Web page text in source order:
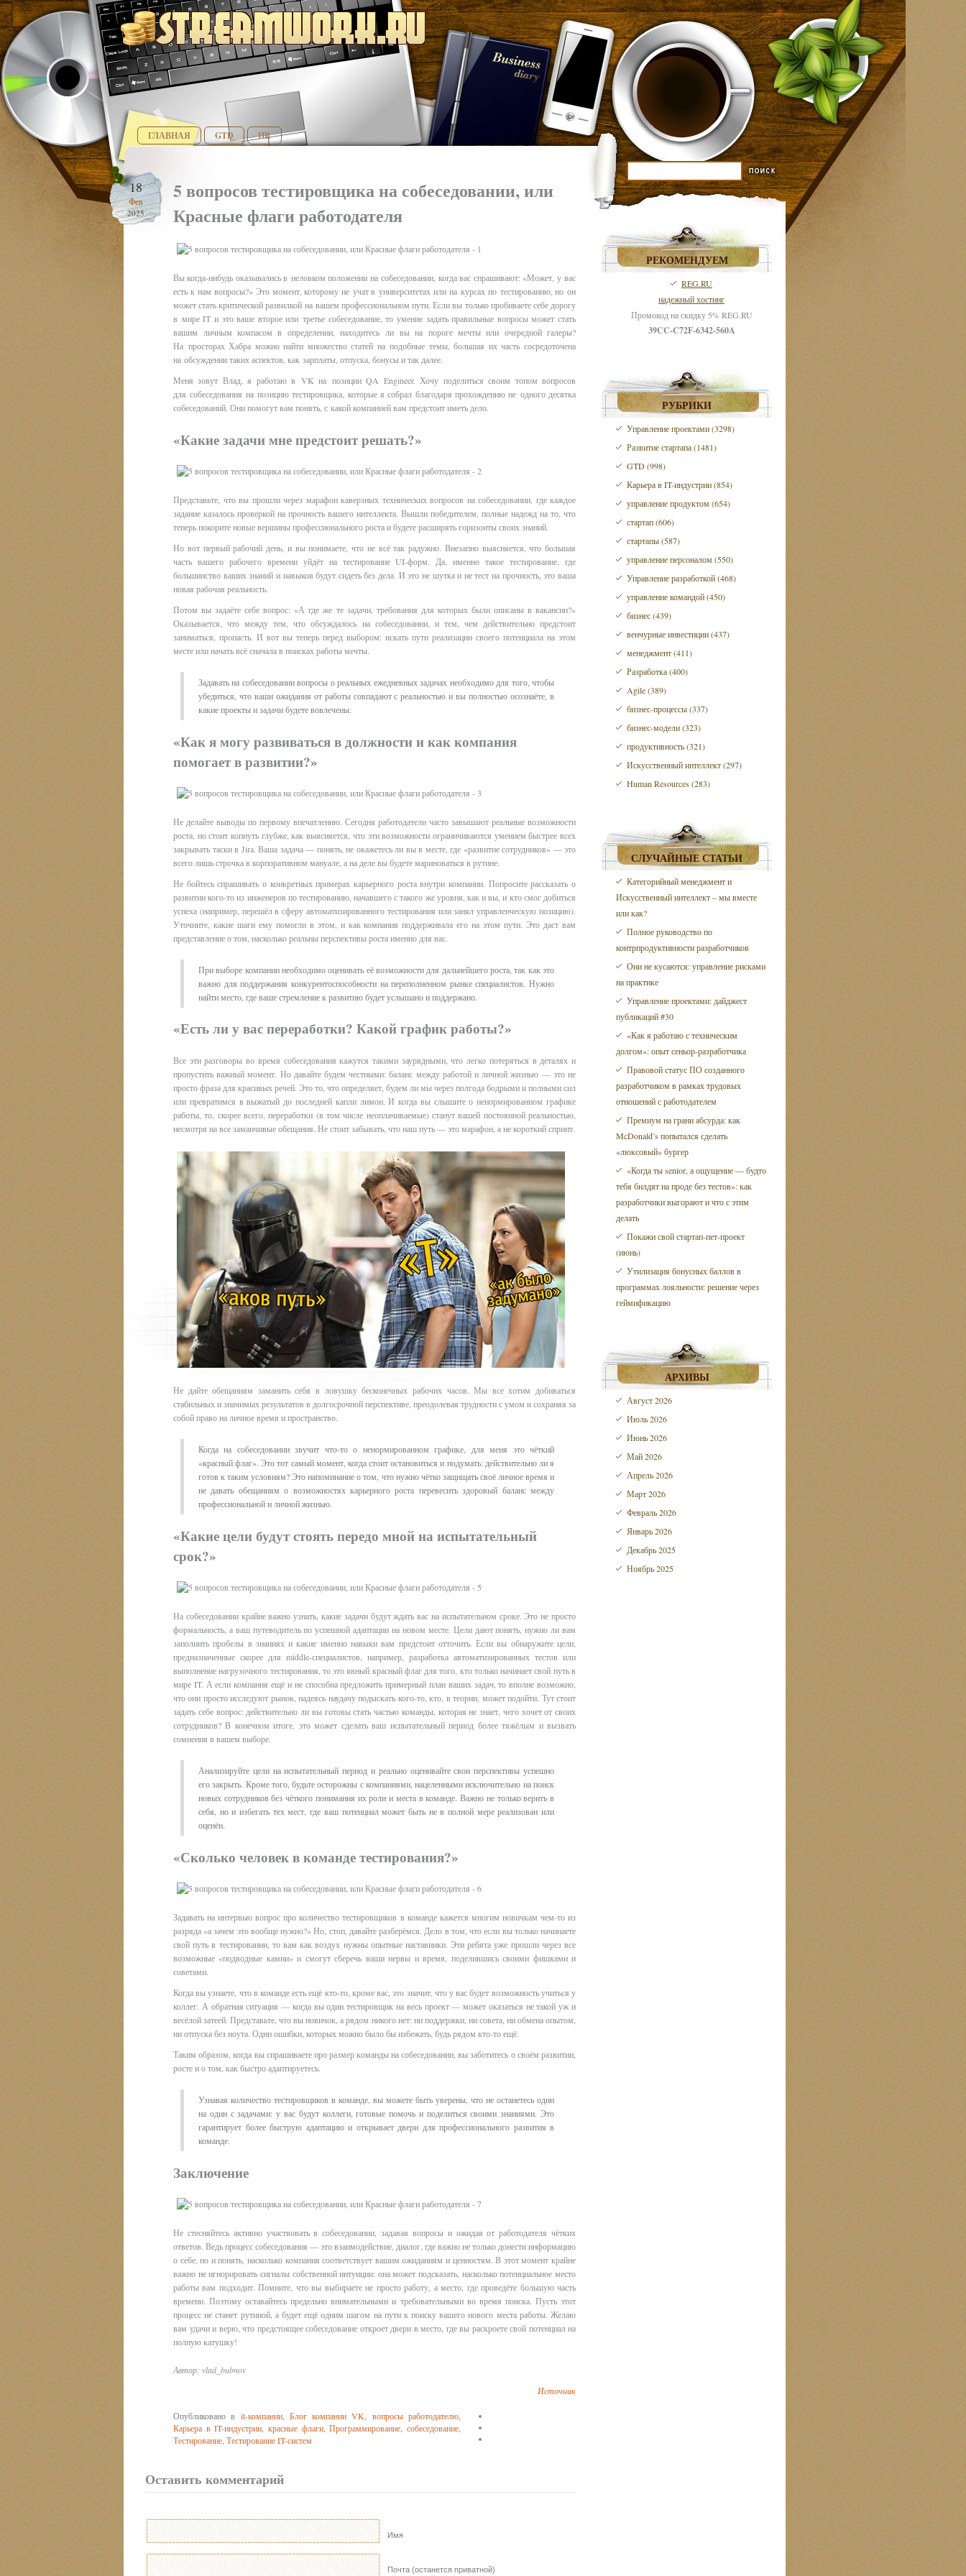
ГЛАВНАЯ GTD HR
18
Фев
2025
5 вопросов тестировщика на собеседовании, или
Красные флаги работодателя
Вы когда‑нибудь оказывались в неловком положении на собеседовании, когда вас спрашивают: «Может, у вас
есть к нам вопросы?» Это момент, которому не учат в университетах или на курсах по тестированию, но он
может стать критической развилкой на вашем профессиональном пути. Если вы только пробиваете себе дорогу
в мире IT и это ваше второе или третье собеседование, то умение задать правильные вопросы может стать
вашим личным компасом в определении, находитесь ли вы на пороге мечты или очередной галеры?
На просторах Хабра можно найти множество статей на подобные темы, большая их часть сосредоточена
на обсуждении таких аспектов, как зарплаты, отпуска, бонусы и так далее.
Меня зовут Влад, я работаю в VK на позиции QA Engineer. Хочу поделиться своим топом вопросов
для собеседования на позицию тестировщика, которые я собрал благодаря прохождению не одного десятка
собеседований. Они помогут вам понять, с какой компанией вам предстоит иметь дело.
«Какие задачи мне предстоит решать?»
Представьте, что вы прошли через марафон каверзных технических вопросов на собеседовании, где каждое
задание казалось проверкой на прочность вашего интеллекта. Вышли победителем, полные надежд на то, что
теперь покорите новые вершины профессионального роста и будете расширять горизонты своих знаний.
Но вот первый рабочий день, и вы понимаете, что не всё так радужно. Внезапно выясняется, что большая
часть вашего рабочего времени уйдёт на тестирование UI-форм. Да, именно такое тестирование, где
большинство ваших знаний и навыков будут сидеть без дела. И это не шутка и не тест на прочность, это ваша
новая рабочая реальность.
Потом вы задаёте себе вопрос: «А где же те задачи, требования для которых были описаны в вакансии?»
Оказывается, что между тем, что обсуждалось на собеседовании, и тем, чем действительно предстоит
заниматься, пропасть. И вот вы теперь перед выбором: искать пути реализации своего потенциала на этом
месте или начать всё сначала в поисках работы мечты.
Задавать на собеседовании вопросы о реальных ежедневных задачах необходимо для того, чтобы
убедиться, что ваши ожидания от работы совпадают с реальностью и вы полностью осознаёте, в
какие проекты и задачи будете вовлечены.
«Как я могу развиваться в должности и как компания
помогает в развитии?»
Не делайте выводы по первому впечатлению. Сегодня работодатели часто завышают реальные возможности
роста, но стоит копнуть глубже, как выясняется, что эти возможности ограничиваются умением быстрее всех
закрывать таски в Jira. Ваша задача — понять, не окажетесь ли вы в месте, где «развитие сотрудников» — это
всего лишь строчка в корпоративном мануале, а на деле вы будете мариноваться в рутине.
Не бойтесь спрашивать о конкретных примерах карьерного роста внутри компании. Попросите рассказать о
развитии кого-то из инженеров по тестированию, начавшего с такого же уровня, как и вы, и кто смог добиться
успеха (например, перешёл в сферу автоматизированного тестирования или занял управленческую позицию).
Уточните, какие шаги ему помогли в этом, и как компания поддерживала его на этом пути. Это даст вам
представление о том, насколько реальны перспективы роста именно для вас.
При выборе компании необходимо оценивать её возможности для дальнейшего роста, так как это
важно для поддержания конкурентоспособности на переполненном рынке специалистов. Нужно
найти место, где ваше стремление к развитию будет услышано и поддержано.
«Есть ли у вас переработки? Какой график работы?»
Все эти разговоры во время собеседования кажутся такими заурядными, что легко потеряться в деталях и
пропустить важный момент. Но давайте будем честными: баланс между работой и личной жизнью — это не
просто фраза для красивых речей. Это то, что определяет, будем ли мы через полгода бодрыми и полными сил
или превратимся в выжатый до последней капли лимон. И когда вы слышите о ненормированном графике
работы, то, скорее всего, переработки (в том числе неоплачиваемые) станут вашей постоянной реальностью,
несмотря на все заманчивые обещания. Не стоит забывать, что наш путь — это марафон, а не короткий спринт.
Не дайте обещаниям заманить себя в ловушку бесконечных рабочих часов. Мы все хотим добиваться
стабильных и значимых результатов в долгосрочной перспективе, преодолевая трудности с умом и сохраняя за
собой право на личное время и пространство.
Когда на собеседовании звучит что-то о ненормированном графике, для меня это чёткий
«красный флаг». Это тот самый момент, когда стоит остановиться и подумать: действительно ли я
готов к таким условиям? Это напоминание о том, что нужно чётко защищать своё личное время и
не давать обещаниям о возможностях карьерного роста перевесить здоровый баланс между
профессиональной и личной жизнью.
«Какие цели будут стоять передо мной на испытательный
срок?»
На собеседовании крайне важно узнать, какие задачи будут ждать вас на испытательном сроке. Это не просто
формальность, а ваш путеводитель по успешной адаптации на новом месте. Цели дают понять, нужно ли вам
заполнить пробелы в знаниях и какие именно навыки вам предстоит отточить. Если вы обнаружите цели,
предназначенные скорее для middle-специалистов, например, разработка автоматизированных тестов или
выполнение нагрузочного тестирования, то это явный красный флаг для того, кто только начинает свой путь в
мире IT. А если компания ещё и не способна предложить примерный план ваших задач, то вполне возможно,
что они просто исследуют рынок, надеясь наудачу подыскать кого-то, кто, в теории, может подойти. Тут стоит
задать себе вопрос: действительно ли вы готовы стать частью команды, которая не знает, чего хочет от своих
сотрудников? В конечном итоге, это может сделать ваш испытательный период более тяжёлым и вызвать
сомнения в вашем выборе.
Анализируйте цели на испытательный период и реально оценивайте свои перспективы успешно
его закрыть. Кроме того, будьте осторожны с компаниями, нацеленными исключительно на поиск
новых сотрудников без чёткого понимания их роли и места в команде. Важно не только верить в
себя, но и избегать тех мест, где ваш потенциал может быть не в полной мере реализован или
оценён.
«Сколько человек в команде тестирования?»
Задавать на интервью вопрос про количество тестировщиков в команде кажется многим новичкам чем-то из
разряда «а зачем это вообще нужно?» Но, стоп, давайте разберёмся. Дело в том, что если вы только начинаете
свой путь в тестировании, то вам как воздух нужны опытные наставники. Эти ребята уже прошли через все
возможные «подводные камни» и смогут сберечь ваши нервы и время, поделившись своими фишками и
советами.
Когда вы узнаете, что в команде есть ещё кто-то, кроме вас, это значит, что у вас будет возможность учиться у
коллег. А обратная ситуация — когда вы один тестировщик на весь проект — может оказаться не такой уж и
весёлой затеей. Представьте, что вы новичок, а рядом никого нет: ни поддержки, ни совета, ни обмена опытом,
ни отпуска без ноута. Одни ошибки, которых можно было бы избежать, будь рядом кто-то ещё.
Таким образом, когда вы спрашиваете про размер команды на собеседовании, вы заботитесь о своём развитии,
росте и о том, как быстро адаптируетесь.
Узнавая количество тестировщиков в команде, вы можете быть уверены, что не останетесь один
на один с задачами: у вас будут коллеги, готовые помочь и поделиться своими знаниями. Это
гарантирует более быструю адаптацию и открывает двери для профессионального развития в
команде.
Заключение
Не стесняйтесь активно участвовать в собеседовании, задавая вопросы и ожидая от работодателя чётких
ответов. Ведь процесс собеседования — это взаимодействие, диалог, где важно не только донести информацию
о себе, но и понять, насколько компания соответствует вашим ожиданиям и ценностям. В этот момент крайне
важно не игнорировать сигналы собственной интуиции: она может подсказать, насколько потенциальное место
работы вам подходит. Помните, что вы выбираете не просто работу, а место, где проведёте большую часть
времени. Поэтому оставайтесь предельно внимательными и требовательными во время поиска. Пусть этот
процесс не станет рутиной, а будет ещё одним шагом на пути к поиску вашего нового места работы. Желаю
вам удачи и верю, что предстоящее собеседование откроет двери в место, где вы раскроете свой потенциал на
полную катушку!
Автор: vlad_bubnov
Источник
Опубликовано в it-компании, Блог компании VK вопросы работодателю
Карьера в IT-индустрии ,красные флаги,Программирование ,собеседование
Тестирование Тестирование IT-систем
Оставить комментарий
Имя
Почта (останется приватной)
РЕКОМЕНДУЕМ
REG.RU
надежный хостинг
Промокод на скидку 5% REG.RU
39CC-C72F-6342-560A
РУБРИКИ
Управление проектами (3298)
Развитие стартапа (1481)
GTD (998)
Карьера в IT-индустрии (854)
управление продуктом (654)
стартап (606)
стартапы (587)
управление персоналом (550)
Управление разработкой (468)
управление командой (450)
бизнес (439)
венчурные инвестиции (437)
менеджмент (411)
Разработка (400)
Agile (389)
бизнес-процессы (337)
бизнес-модели (323)
продуктивность (321)
Искусственный интеллект (297)
Human Resources (283)
СЛУЧАЙНЫЕ СТАТЬИ
Категорийный менеджмент и
Искусственный интеллект – мы вместе
или как?
Полное руководство по
контрпродуктивности разработчиков
Они не кусаются: управление рисками
на практике
Управление проектами: дайджест
публикаций #30
«Как я работаю с техническим
долгом»: опыт сеньор-разработчика
Правовой статус ПО созданного
разработчиком в рамках трудовых
отношений с работодателем
Премиум на грани абсурда: как
McDonald’s попытался сделать
«люксовый» бургер
«Когда ты senior, а ощущение — будто
тебя билдят на проде без тестов»: как
разработчики выгорают и что с этим
делать
Покажи свой стартап-пет-проект
(июнь)
Утилизация бонусных баллов в
программах лояльности: решение через
геймификацию
АРХИВЫ
Август 2026
Июль 2026
Июнь 2026
Май 2026
Апрель 2026
Март 2026
Февраль 2026
Январь 2026
Декабрь 2025
Ноябрь 2025